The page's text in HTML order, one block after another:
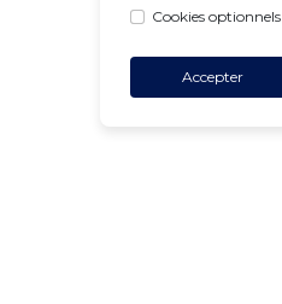
Cookies optionnels
Accepter